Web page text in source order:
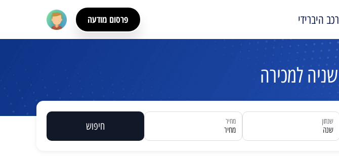
רכב היברידי פרסום מודעה
שנה
שנתון
מחיר
מחיר חיפוש